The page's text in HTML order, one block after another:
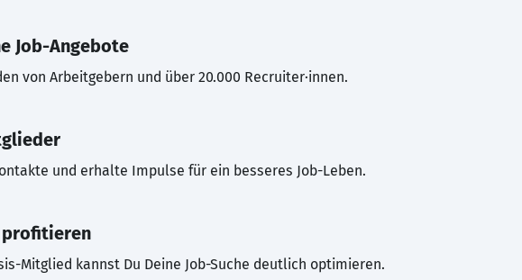
Job-Angebote
von Arbeitgebern und über 20.000 Recruiter·innen.
und erhalte Impulse für ein besseres Job-Leben.
Mitglied kannst Du Deine Job-Suche deutlich optimieren.